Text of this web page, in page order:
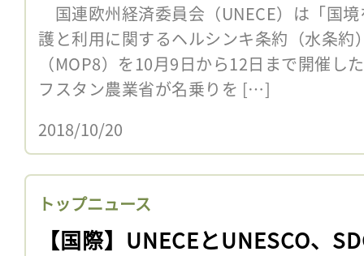
国連欧州経済委員会（UNECE）は「国
護と利用に関するヘルシンキ条約（水条約
（MOP8）を10月9日から12日まで開催し
フスタン農業省が名乗りを […]
2018/10/20
トップニュース
【国際】UNECEとUNESCO、